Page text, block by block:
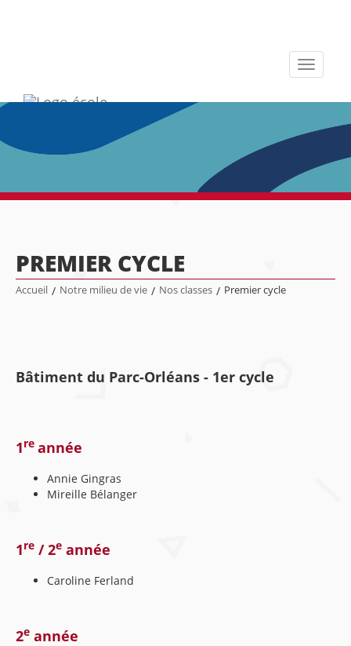
Toggle
PREMIER CYCLE
Accueil / Notre milieu de vie / Nos classes / Premier cycle
Bâtiment du Parc-Orléans - 1er cycle
1re année
Annie Gingras
Mireille Bélanger
1re / 2e année
Caroline Ferland
2e année